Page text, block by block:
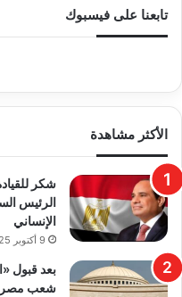
تابعنا على فيسبوك
الأكثر مشاهدة
​شكر
الرئيس
الإنساني
9 أكتوبر 2025
بعد قبول
شعب مصر